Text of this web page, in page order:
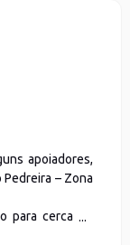
apoiadores,
Pedreira – Zona
para cerca de